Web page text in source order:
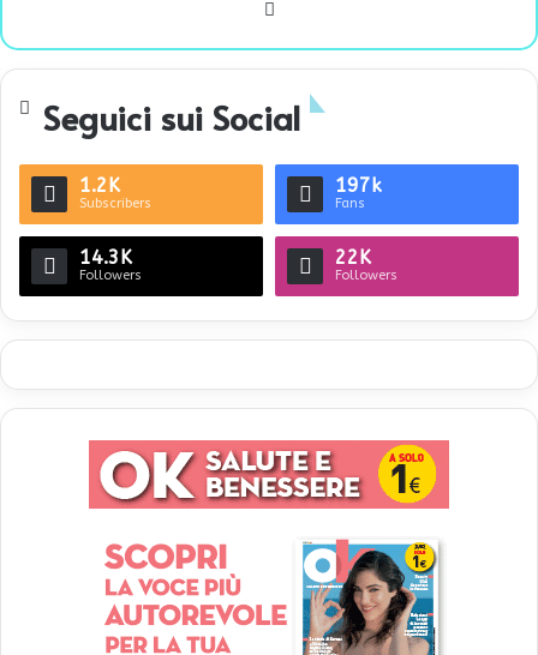
te
Seguici sui Social
1.2K
Subscribers
197k
Fans
14.3K
Followers
22K
Followers